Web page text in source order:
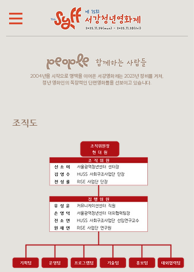
2004년을 시작으로 명맥을 이어온 서강영화제는 2023년 정비를 거쳐,
청년 영화인의 독창적인 단편영화들을 선보이고 있습니다.
​조직도